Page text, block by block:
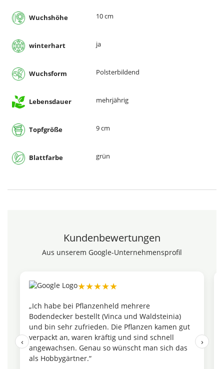
Wuchshöhe 10 cm
winterhart ja
Wuchsform Polsterbildend
Lebensdauer mehrjährig
Topfgröße 9 cm
Blattfarbe grün
Kundenbewertungen
Aus unserem Google-Unternehmensprofil
★★★★★
„Ich habe bei Pflanzenheld mehrere
Bodendecker bestellt (Vinca und Waldsteinia)
und bin sehr zufrieden. Die Pflanzen kamen gut
verpackt an, waren kräftig und sind schnell
angewachsen. Genau so wünscht man sich das
als Hobbygärtner.“
‹ ›